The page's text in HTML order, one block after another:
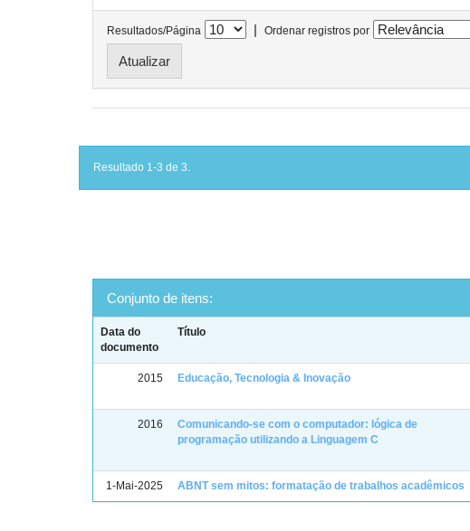
Resultados/Página | Ordenar registros por
Resultado 1-3 de 3.
Conjunto de itens:
Data do
documento
Título
2015 Educação, Tecnologia & Inovação
2016
Comunicando-se com o computador: lógica de
programação utilizando a Linguagem C
1-Mai-2025 ABNT sem mitos: formatação de trabalhos acadêmicos